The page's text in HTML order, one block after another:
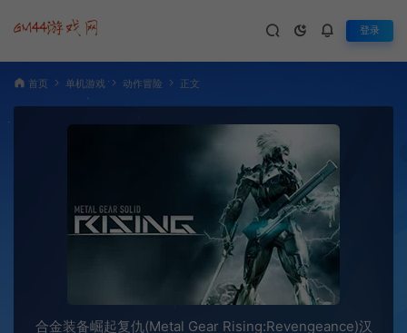
登录
首页 单机游戏 动作冒险 正文
合金装备崛起复仇(Metal Gear Rising:Revengeance)汉